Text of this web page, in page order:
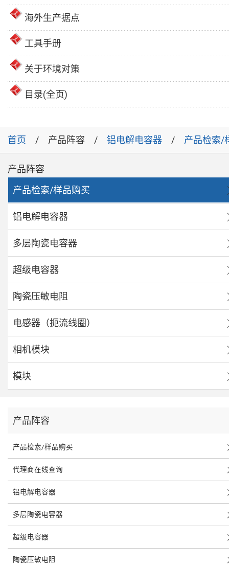
海外生产据点
工具手册
关于环境对策
目录(全页)
首页 产品阵容 铝电解电容器 产品检索/
产品阵容
产品检索/样品购买
铝电解电容器
多层陶瓷电容器
超级电容器
陶瓷压敏电阻
电感器（扼流线圈）
相机模块
模块
产品阵容
产品检索/样品购买
代理商在线查询
铝电解电容器
多层陶瓷电容器
超级电容器
陶瓷压敏电阻